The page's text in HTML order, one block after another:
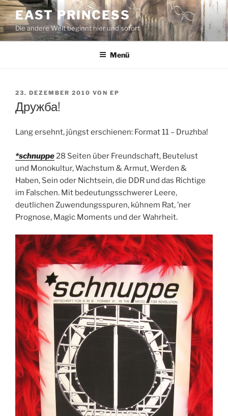
Zum
Inhalt
springen
EAST PRINCESS
Die andere Welt beginnt hier und sofort
Menü
VERÖFFENTLICHT
AM
23. DEZEMBER 2010 VON EP
Дружба!
Lang ersehnt, jüngst erschienen: Format 11 – Druzhba!
*schnuppe28 Seiten über Freundschaft, Beutelust
und Monokultur, Wachstum & Armut, Werden &
Haben, Sein oder Nichtsein, die DDR und das Richtige
im Falschen. Mit bedeutungsschwerer Leere,
deutlichen Zuwendungsspuren, kühnem Rat, ’ner
Prognose, Magic Moments und der Wahrheit.